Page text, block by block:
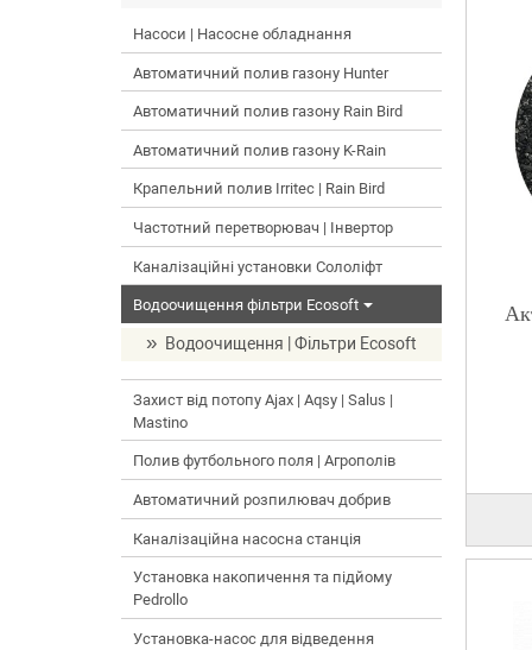
Насоси | Насосне обладнання
Автоматичний полив газону Hunter
Автоматичний полив газону Rain Bird
Автоматичний полив газону K-Rain
Крапельний полив Irritec | Rain Bird
Частотний перетворювач | Інвертор
Каналізаційні установки Сололіфт
Водоочищення фільтри Ecosoft
Водоочищення | Фільтри Ecosoft
Захист від потопу Ajax | Aqsy | Salus |
Mastino
Полив футбольного поля | Агрополів
Автоматичний розпилювач добрив
Каналізаційна насосна станція
Установка накопичення та підйому
Pedrollo
Установка-насос для відведення